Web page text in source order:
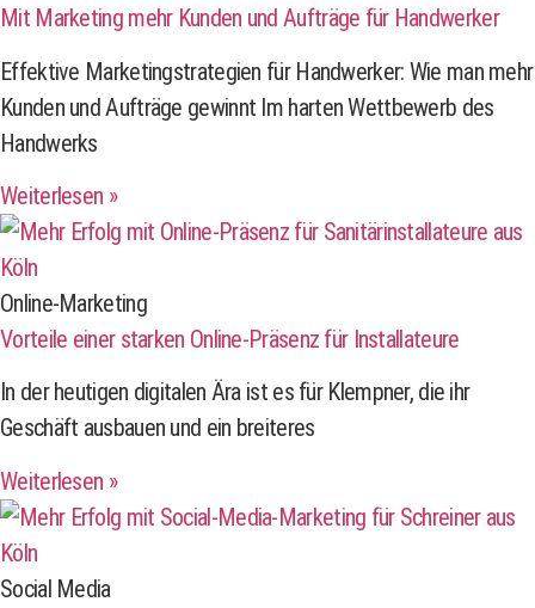
Mit Marketing mehr Kunden und Aufträge für Handwerker
Effektive Marketingstrategien für Handwerker: Wie man mehr
Kunden und Aufträge gewinnt Im harten Wettbewerb des
Handwerks
Weiterlesen »
Online-Marketing
Vorteile einer starken Online-Präsenz für Installateure
In der heutigen digitalen Ära ist es für Klempner, die ihr
Geschäft ausbauen und ein breiteres
Weiterlesen »
Social Media